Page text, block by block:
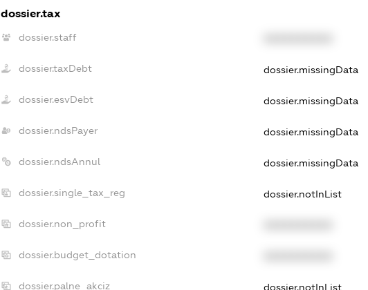
dossier.tax
dossier.staff
dossier.taxDebt dossier.missingData
dossier.esvDebt dossier.missingData
dossier.ndsPayer dossier.missingData
dossier.ndsAnnul dossier.missingData
dossier.single_tax_reg dossier.notInList
dossier.non_profit
dossier.budget_dotation
dossier.palne_akciz dossier.notInList